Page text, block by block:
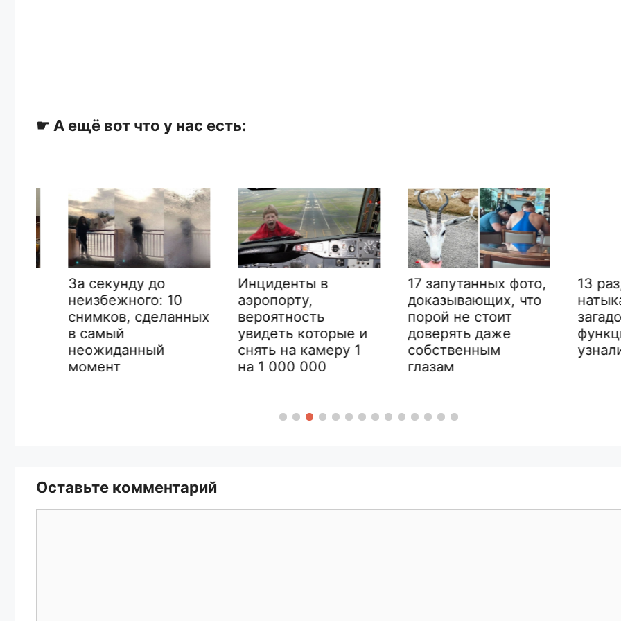
☛ А ещё вот что у нас есть:
За секунду до
неизбежного: 10
снимков, сделанных
в самый
неожиданный
момент
Инциденты в
аэропорту,
вероятность
увидеть которые и
снять на камеру 1
на 1 000 000
17 запутанных фото,
доказывающих, что
порой не стоит
доверять даже
собственным
глазам
13 раз,
узнали
Оставьте комментарий